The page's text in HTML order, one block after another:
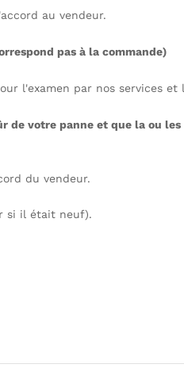
au vendeur.
pas à la commande)
l'examen par nos services
votre panne et que la ou
du vendeur.
si il était neuf).